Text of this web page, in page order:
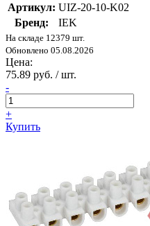
Артикул: UIZ-20-10-K02
Бренд:
IEK
На складе 12379 шт.
Обновлено 05.08.2026
Цена:
75.89 руб. / шт.
-
+
Купить